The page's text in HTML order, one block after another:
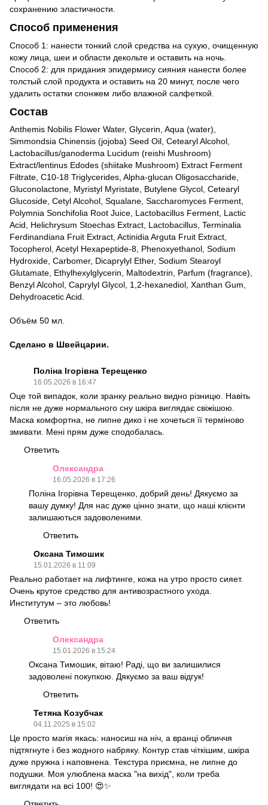
сохранению эластичности.
Способ применения
Способ 1: нанести тонкий слой средства на сухую, очищенную
кожу лица, шеи и области декольте и оставить на ночь.
Способ 2: для придания эпидермису сияния нанести более
толстый слой продукта и оставить на 20 минут, после чего
удалить остатки спонжем либо влажной салфеткой.
Состав
Anthemis Nobilis Flower Water, Glycerin, Aqua (water),
Simmondsia Chinensis (jojoba) Seed Oil, Cetearyl Alcohol,
Lactobacillus/ganoderma Lucidum (reishi Mushroom)
Extract/lentinus Edodes (shiitake Mushroom) Extract Ferment
Filtrate, C10-18 Triglycerides, Alpha-glucan Oligosaccharide,
Gluconolactone, Myristyl Myristate, Butylene Glycol, Cetearyl
Glucoside, Cetyl Alcohol, Squalane, Saccharomyces Ferment,
Polymnia Sonchifolia Root Juice, Lactobacillus Ferment, Lactic
Acid, Helichrysum Stoechas Extract, Lactobacillus, Terminalia
Ferdinandiana Fruit Extract, Actinidia Arguta Fruit Extract,
Tocopherol, Acetyl Hexapeptide-8, Phenoxyethanol, Sodium
Hydroxide, Carbomer, Dicaprylyl Ether, Sodium Stearoyl
Glutamate, Ethylhexylglycerin, Maltodextrin, Parfum (fragrance),
Benzyl Alcohol, Caprylyl Glycol, 1,2-hexanediol, Xanthan Gum,
Dehydroacetic Acid.
Объём 50 мл.
Сделано в Швейцарии.
Поліна Ігорівна Терещенко
16.05.2026 в 16:47
Оце той випадок, коли зранку реально видно різницю. Навіть
після не дуже нормального сну шкіра виглядає свіжішою.
Маска комфортна, не липне дико і не хочеться її терміново
змивати. Мені прям дуже сподобалась.
Ответить
Олександра
16.05.2026 в 17:26
Поліна Ігорівна Терещенко, добрий день! Дякуємо за
вашу думку! Для нас дуже цінно знати, що наші клієнти
залишаються задоволеними.
Ответить
Оксана Тимошик
15.01.2026 в 11:09
Реально работает на лифтинге, кожа на утро просто сияет.
Очень крутое средство для антивозрастного ухода.
Институтум – это любовь!
Ответить
Олександра
15.01.2026 в 15:24
Оксана Тимошик, вітаю! Раді, що ви залишилися
задоволені покупкою. Дякуємо за ваш відгук!
Ответить
Тетяна Козубчак
04.11.2025 в 15:02
Це просто магія якась: наносиш на ніч, а вранці обличчя
підтягнуте і без жодного набряку. Контур став чіткішим, шкіра
дуже пружна і наповнена. Текстура приємна, не липне до
подушки. Моя улюблена маска "на вихід", коли треба
виглядати на всі 100! 😍✨